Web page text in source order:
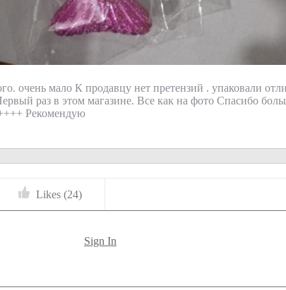
очень мало К продавцу нет претензий . упаковали
раз в этом магазине. Все как на фото Спасибо
Рекомендую
Likes (24)
Sign In